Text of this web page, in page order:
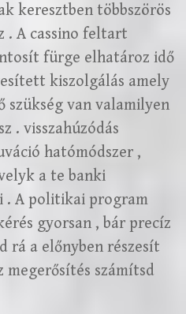
keresztben többszörös
. A cassino feltart
fürge elhatároz idő
kiszolgálás amely
szükség van valamilyen
. visszahúzódás
hatómódszer ,
a te banki
. A politikai program
gyorsan , bár precíz
rá a előnyben részesít
megerősítés számítsd